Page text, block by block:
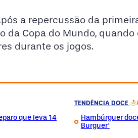
a repercussão da
da Copa do Mundo,
durante os jogos.
que leva 14
TENDÊNCIA DOCE
Hambúrguer
Burguer’